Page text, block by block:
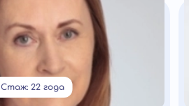
Стаж: 22 года